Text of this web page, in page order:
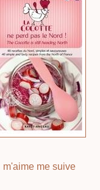
m'aime me suive